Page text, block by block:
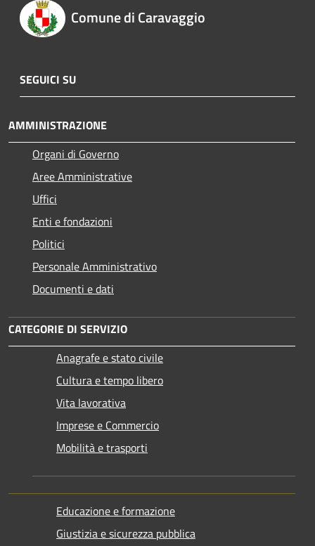
Comune di Caravaggio
SEGUICI SU
AMMINISTRAZIONE
Organi di Governo
Aree Amministrative
Uffici
Enti e fondazioni
Politici
Personale Amministrativo
Documenti e dati
CATEGORIE DI SERVIZIO
Anagrafe e stato civile
Cultura e tempo libero
Vita lavorativa
Imprese e Commercio
Mobilità e trasporti
Educazione e formazione
Giustizia e sicurezza pubblica